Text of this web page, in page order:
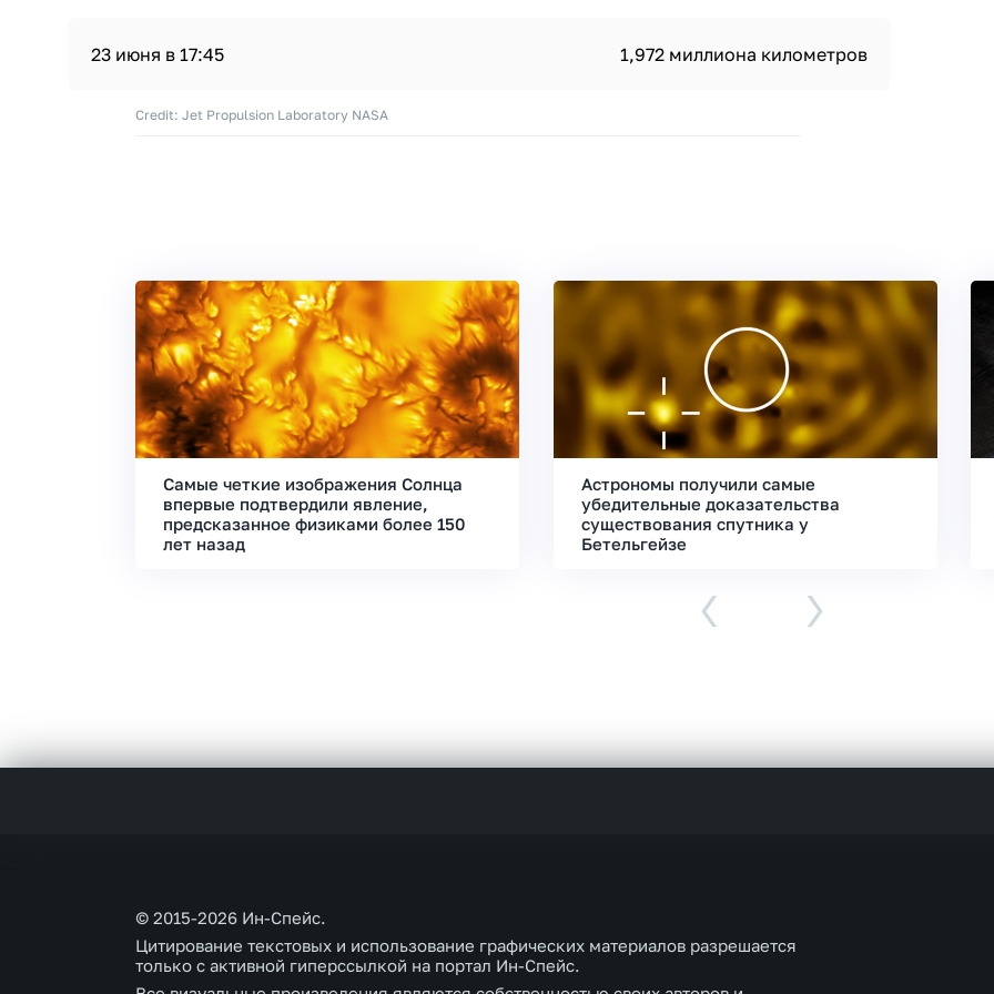
23 июня в 17:45 1,972 миллиона километров
Credit: Jet Propulsion Laboratory NASA
Самые четкие изображения Солнца
впервые подтвердили явление,
предсказанное физиками более 150
лет назад
Астрономы получили самые
убедительные доказательства
существования спутника у
Бетельгейзе
‹ ›
© 2015-2026 Ин-Спейс.
Цитирование текстовых и использование графических материалов разрешается
только с активной гиперссылкой на портал Ин-Спейс.